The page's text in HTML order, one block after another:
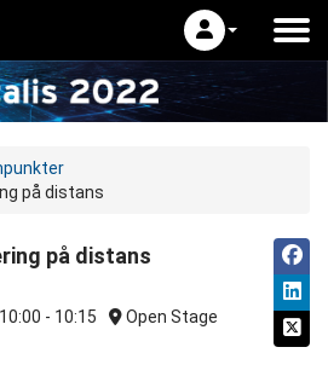
på distans
på distans
10:00 - 10:15
Open Stage